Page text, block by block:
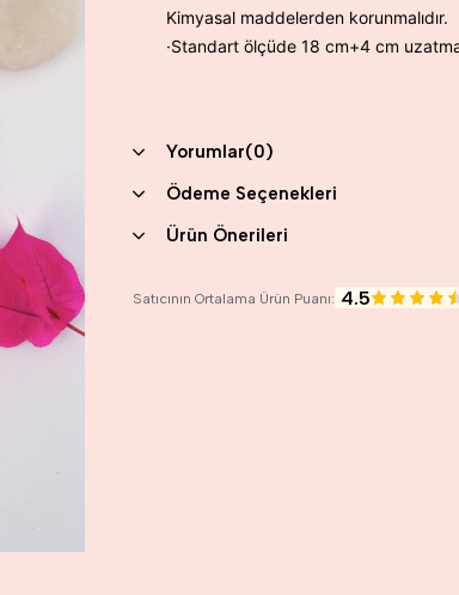
Kimyasal maddelerden korunmalıdır.
·Standart ölçüde 18 cm+4 cm
Yorumlar(0)
Ödeme Seçenekleri
Ürün Önerileri
Satıcının Ortalama Ürün Puanı: 4.5